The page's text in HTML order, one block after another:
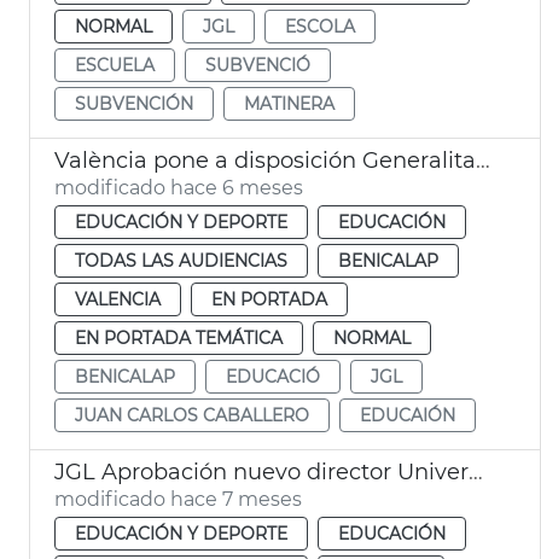
NORMAL
JGL
ESCOLA
ESCUELA
SUBVENCIÓ
SUBVENCIÓN
MATINERA
València pone a disposición Generalitat solar para centro educación especial
modificado hace 6 meses
EDUCACIÓN Y DEPORTE
EDUCACIÓN
TODAS LAS AUDIENCIAS
BENICALAP
VALENCIA
EN PORTADA
EN PORTADA TEMÁTICA
NORMAL
BENICALAP
EDUCACIÓ
JGL
JUAN CARLOS CABALLERO
EDUCAIÓN
JGL Aprobación nuevo director Universitat Popular València
modificado hace 7 meses
EDUCACIÓN Y DEPORTE
EDUCACIÓN